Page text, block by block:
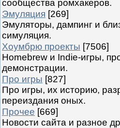
сообщества ромхакеров.
Эмуляция [269]
Эмуляторы, дампинг и
симуляция.
Хоумбрю проекты [7506]
Homebrew и Indie-игры,
демонстрации.
Про игры [827]
Про игры, их историю,
переиздания оных.
Прочее [669]
Новости сайта и разное